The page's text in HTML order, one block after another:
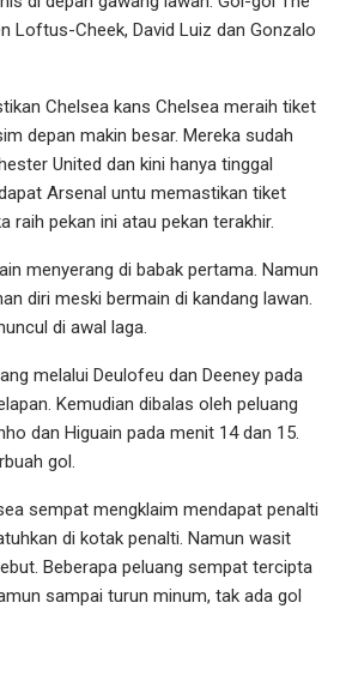
Loftus-Cheek, David Luiz dan Gonzalo
Chelsea kans Chelsea meraih tiket
depan makin besar. Mereka sudah
United dan kini hanya tinggal
Arsenal untu memastikan tiket
raih pekan ini atau pekan terakhir.
menyerang di babak pertama. Namun
diri meski bermain di kandang lawan.
di awal laga.
melalui Deulofeu dan Deeney pada
Kemudian dibalas oleh peluang
dan Higuain pada menit 14 dan 15.
gol.
sempat mengklaim mendapat penalti
di kotak penalti. Namun wasit
Beberapa peluang sempat tercipta
sampai turun minum, tak ada gol